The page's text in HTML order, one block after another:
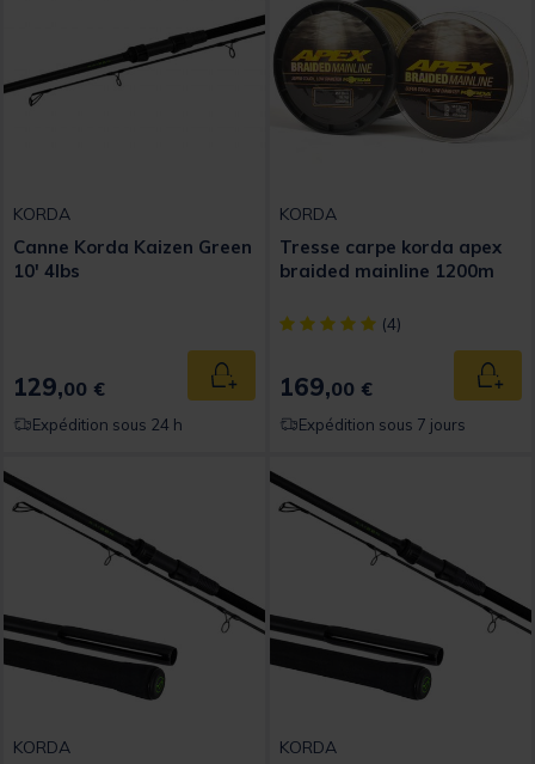
KORDA
Canne Korda Kaizen Green
10' 4lbs
129,00 € Ajouter au panier
Expédition sous 24 h
KORDA
Tresse carpe korda apex
braided mainline 1200m
[object Object] out of 5
(4)
169,00 €
Expédition sous 7 jours
KORDA KORDA